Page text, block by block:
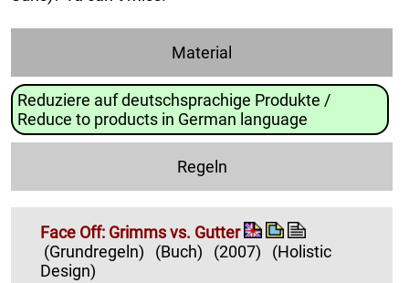
Material
Reduziere auf deutschsprachige Produkte /
Reduce to products in German language
Regeln
Face Off: Grimms vs. Gutter
(Grundregeln)
(Buch) (2007)
(Holistic
Design)